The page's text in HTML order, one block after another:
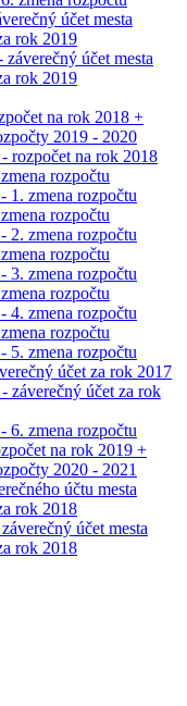
účet mesta
rok 2019
záverečný účet mesta
rok 2019
na rok 2018 +
2019 - 2020
rozpočet na rok 2018
rozpočtu
1. zmena rozpočtu
rozpočtu
2. zmena rozpočtu
rozpočtu
3. zmena rozpočtu
rozpočtu
4. zmena rozpočtu
rozpočtu
5. zmena rozpočtu
účet za rok 2017
záverečný účet za rok
6. zmena rozpočtu
na rok 2019 +
2020 - 2021
účtu mesta
rok 2018
účet mesta
rok 2018